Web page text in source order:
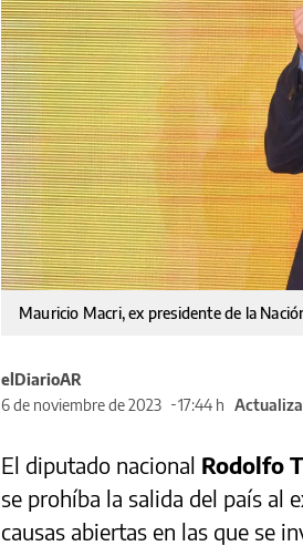
Mauricio Macri, ex presidente de la
elDiarioAR
6 de noviembre de 2023
17:44 h
El diputado nacional Rodolfo
se prohíba la salida del país al
causas abiertas en las que se